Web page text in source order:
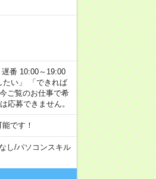
番 10:00～19:00
たい」 「できれば
ご覧のお仕事で希
応募できません。
です！
し/パソコンスキル